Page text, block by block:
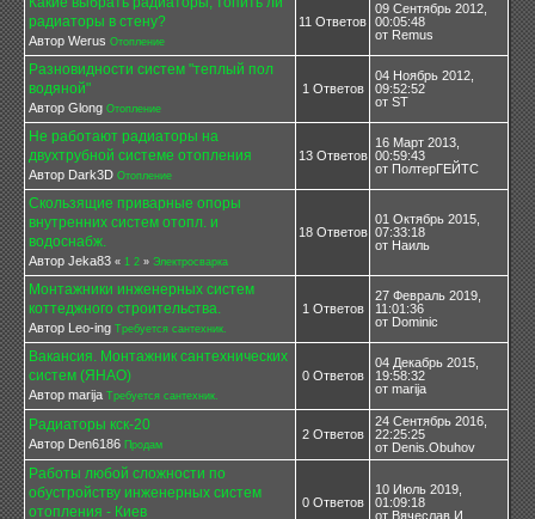
радиаторы в стену?
Автор Werus Отопление
11 Ответов
09 Сентябрь 2012,
00:05:48
от Remus
Разновидности систем "теплый пол
водяной"
Автор Glong Отопление
1 Ответов
04 Ноябрь 2012,
09:52:52
от ST
Не работают радиаторы на
двухтрубной системе отопления
Автор Dark3D Отопление
13 Ответов
16 Март 2013,
00:59:43
от ПолтерГЕЙТС
Скользящие приварные опоры
внутренних систем отопл. и
водоснабж.
Автор Jeka83 « 1 2 » Электросварка
18 Ответов
01 Октябрь 2015,
07:33:18
от Наиль
Монтажники инженерных систем
коттеджного строительства.
Автор Leo-ing Требуется сантехник.
1 Ответов
27 Февраль 2019,
11:01:36
от Dominic
Вакансия. Монтажник сантехнических
систем (ЯНАО)
Автор marija Требуется сантехник.
0 Ответов
04 Декабрь 2015,
19:58:32
от marija
Радиаторы кск-20
Автор Den6186 Продам
2 Ответов
24 Сентябрь 2016,
22:25:25
от Denis.Obuhov
Работы любой сложности по
обустройству инженерных систем
отопления - Киев
0 Ответов
10 Июль 2019,
01:09:18
от Вячеслав И.